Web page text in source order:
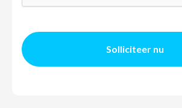
Solliciteer nu